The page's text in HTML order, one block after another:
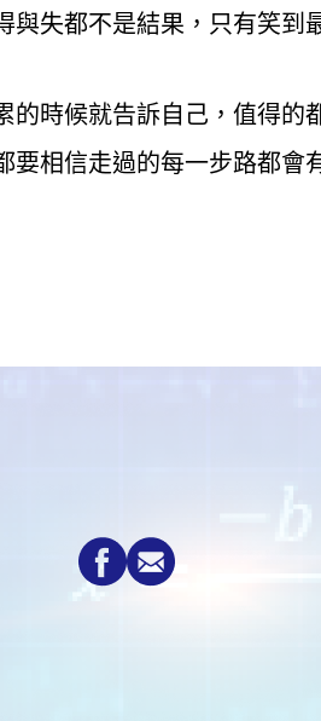
失都不是結果，只有笑到
時候就告訴自己，值得
要相信走過的每一步路都會